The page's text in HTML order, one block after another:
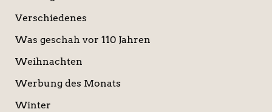
Verschiedenes
Was geschah vor 110 Jahren
Weihnachten
Werbung des Monats
Winter